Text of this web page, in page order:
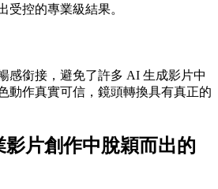
受控的專業級結果。
感銜接，避免了許多 AI 生成影片中
動作真實可信，鏡頭轉換具有真正的
片創作中脫穎而出的